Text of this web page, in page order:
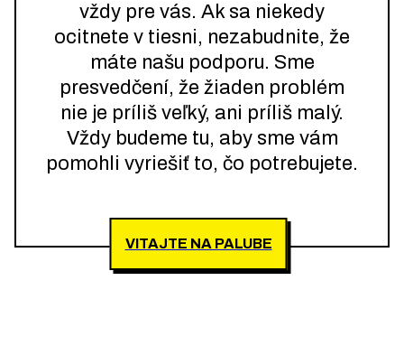
vždy pre vás. Ak sa niekedy
ocitnete v tiesni, nezabudnite, že
máte našu podporu. Sme
presvedčení, že žiaden problém
nie je príliš veľký, ani príliš malý.
Vždy budeme tu, aby sme vám
pomohli vyriešiť to, čo potrebujete.
VITAJTE NA PALUBE